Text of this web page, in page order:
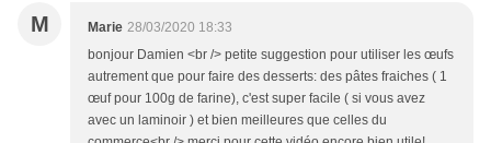
M Marie 28/03/2020 18:33
bonjour Damien <br /> petite suggestion pour utiliser les œufs
autrement que pour faire des desserts: des pâtes fraiches ( 1
œuf pour 100g de farine), c'est super facile ( si vous avez
avec un laminoir ) et bien meilleures que celles du